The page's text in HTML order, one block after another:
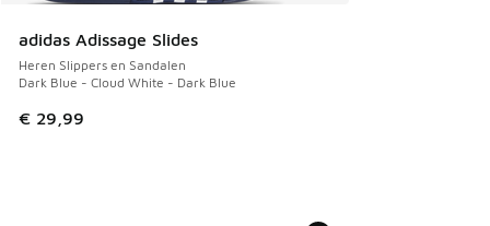
adidas Adissage Slides
Heren Slippers en Sandalen
Dark Blue - Cloud White - Dark Blue
€ 29,99